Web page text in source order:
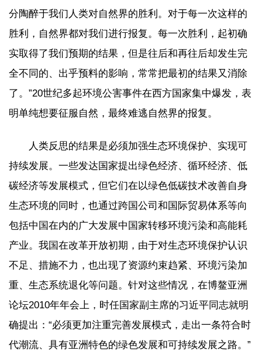
分陶醉于我们人类对自然界的胜利。对于每一次这样的
胜利，自然界都对我们进行报复。每一次胜利，起初确
实取得了我们预期的结果，但是往后和再往后却发生完
全不同的、出乎预料的影响，常常把最初的结果又消除
了。”20世纪多起环境公害事件在西方国家集中爆发，表
明单纯想要征服自然，最终难逃自然界的报复。
人类反思的结果是必须加强生态环境保护、实现可
持续发展。一些发达国家提出绿色经济、循环经济、低
碳经济等发展模式，但它们在以绿色低碳技术改善自身
生态环境的同时，也通过跨国公司和国际贸易体系等向
包括中国在内的广大发展中国家转移环境污染和高能耗
产业。我国在改革开放初期，由于对生态环境保护认识
不足、措施不力，也出现了资源约束趋紧、环境污染加
重、生态系统退化等问题。针对这些情况，在博鳌亚洲
论坛2010年年会上，时任国家副主席的习近平同志就明
确提出：“必须更加注重完善发展模式，走出一条符合时
代潮流、具有亚洲特色的绿色发展和可持续发展之路。”